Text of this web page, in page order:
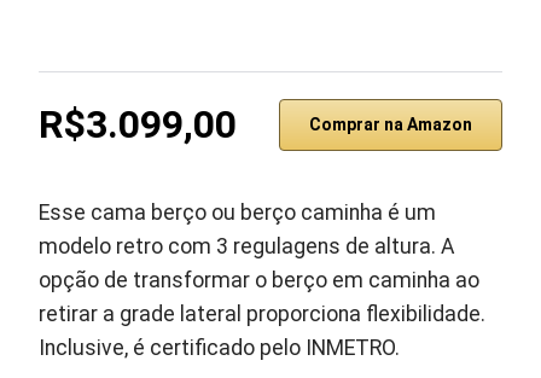
R$3.099,00 Comprar na Amazon
Esse cama berço ou berço caminha é um
modelo retro com 3 regulagens de altura. A
opção de transformar o berço em caminha ao
retirar a grade lateral proporciona flexibilidade.
Inclusive, é certificado pelo INMETRO.